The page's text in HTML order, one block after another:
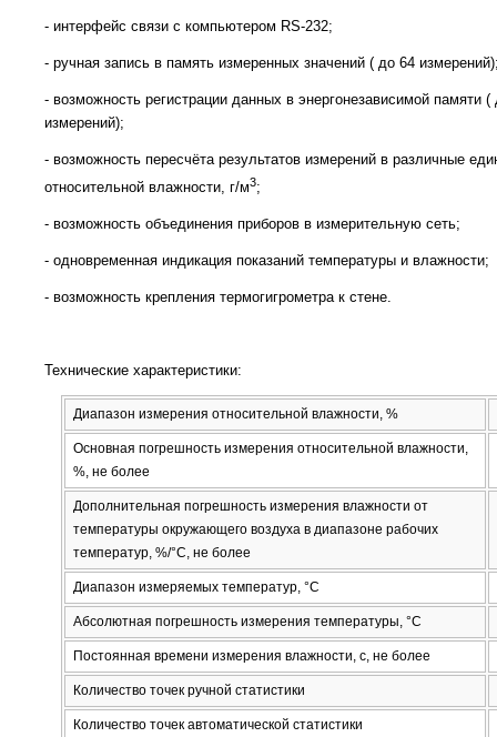
- интерфейс связи с компьютером RS-232;
- ручная запись в память измеренных значений ( до 64
- возможность регистрации данных в энергонезависимой памяти (
измерений);
- возможность пересчёта результатов измерений в различные
относительной влажности, г/м3;
- возможность объединения приборов в измерительную сеть;
- одновременная индикация показаний температуры и влажности;
- возможность крепления термогигрометра к стене.
Технические характеристики:
Диапазон измерения относительной влажности, %
Основная погрешность измерения относительной влажности,
%, не более
Дополнительная погрешность измерения влажности от
температуры окружающего воздуха в диапазоне рабочих
температур, %/°С, не более
Диапазон измеряемых температур, °С
Абсолютная погрешность измерения температуры, °С
Постоянная времени измерения влажности, с, не более
Количество точек ручной статистики
Количество точек автоматической статистики